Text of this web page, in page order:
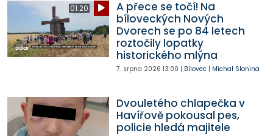
01:20
A přece se točí! Na
bíloveckých Nových
Dvorech se po 84 letech
roztočily lopatky
historického mlýna
7. srpna 2026 13:00 | Bílovec| Michal Slonina
Dvouletého chlapečka v
Havířově pokousal pes,
policie hledá majitele